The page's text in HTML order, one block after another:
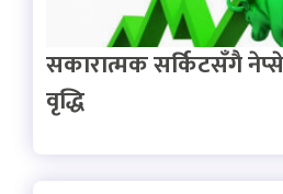
सकारात्मक सर्किटसँगै
वृद्धि